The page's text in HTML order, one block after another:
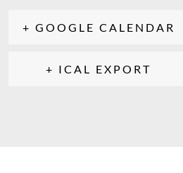
+ GOOGLE CALENDAR
+ ICAL EXPORT